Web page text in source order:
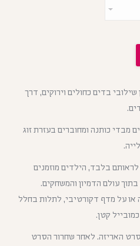
שילובי בדים כחולים וירוקים, דרך
מבדי כותנה ומחוברים בעזרת זוג
בלבד, הילדים מוזמנים
עולם הדמיון והמשחקים.
או על מדף דקורטיבי, לתלות בחלל
קטן.
האריזה. לאחר שחרור הסרט